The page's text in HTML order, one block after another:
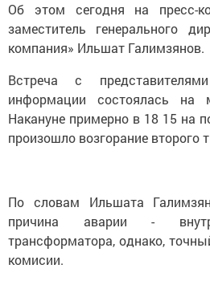
Об этом сегодня на пресс-
заместитель генерального
компания» Ильшат Галимзянов.
Встреча с
информации состоялась на
Накануне примерно в 18 15 на
произошло возгорание второго
По словам Ильшата
причина аварии -
трансформатора, однако,
комисии.